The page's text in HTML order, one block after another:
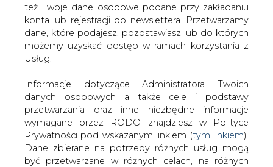
też Twoje dane osobowe podane przy zakładaniu
konta lub rejestracji do newslettera. Przetwarzamy
dane, które podajesz, pozostawiasz lub do których
możemy uzyskać dostęp w ramach korzystania z
Usług.
Informacje dotyczące Administratora Twoich
danych osobowych a także cele i podstawy
przetwarzania oraz inne niezbędne informacje
wymagane przez RODO znajdziesz w Polityce
Prywatności pod wskazanym linkiem (tym linkiem).
Dane zbierane na potrzeby różnych usług mogą
być przetwarzane w różnych celach, na różnych
Strona główna RYNEK GAZU
Gazprom odpowiada
2011-03-04 00:00
skomentuj
udostępnij:
Gazprom odpowiada Litwie